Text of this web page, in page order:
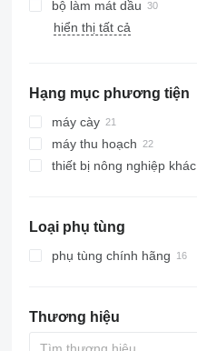
bộ làm mát dầu
hiển thị tất cả
Hạng mục phương tiện
máy cày
máy kéo bánh lốp
máy thu hoạch
máy gặt đập liên hợp
thiết bị nông nghiệp khác
Loại phụ tùng
phụ tùng chính hãng
Thương hiệu